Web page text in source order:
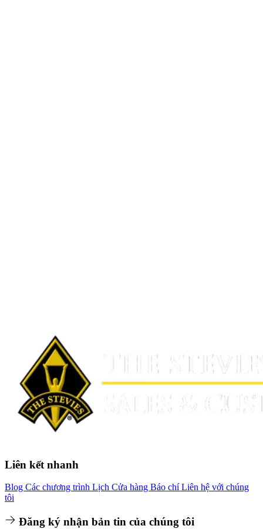
Liên kết nhanh
Blog Các chương trình Lịch Cửa hàng Báo chíLiên hệ với chúng
tôi
Đăng ký nhận bản tin của chúng tôi